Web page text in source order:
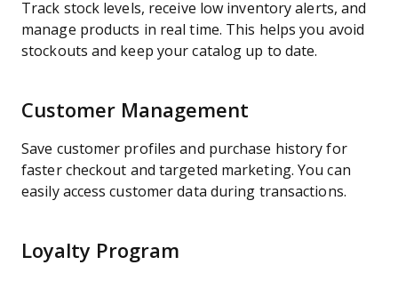
Track stock levels, receive low inventory alerts, and
manage products in real time. This helps you avoid
stockouts and keep your catalog up to date.
Customer Management
Save customer profiles and purchase history for
faster checkout and targeted marketing. You can
easily access customer data during transactions.
Loyalty Program